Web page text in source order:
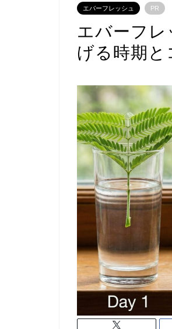
エバーフレッシュ PR
エバーフレ
げる時期と